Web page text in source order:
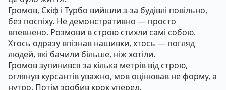
Громов, Скіф і Турбо вийшли з-за будівлі повільно,
без поспіху. Не демонстративно — просто
впевнено. Розмови в строю стихли самі собою.
Хтось одразу впізнав нашивки, хтось — погляд
людей, які бачили більше, ніж хотіли.
Громов зупинився за кілька метрів від строю,
оглянув курсантів уважно, мов оцінював не форму, а
нутро. Потім зробив крок уперед.